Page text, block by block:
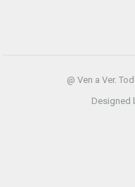
@ Ven a Ver.
Designed